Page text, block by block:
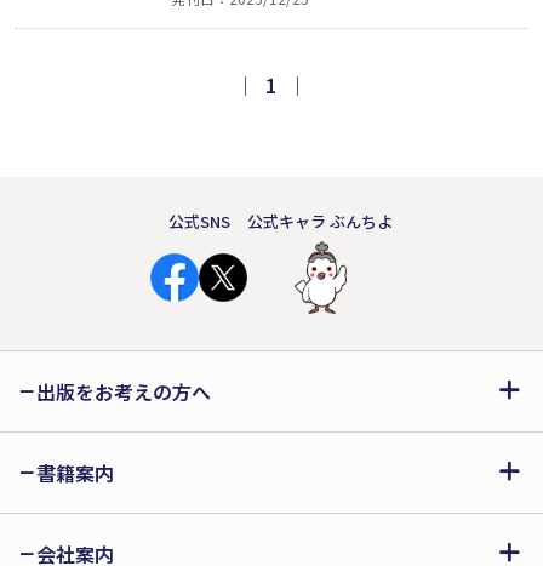
疾病を発症したため生死をさ迷うこと
をし、生保レディとして向き合ってき
｜ 1 ｜
公式SNS 公式キャラ ぶんちよ
出版をお考えの方へ
書籍案内
会社案内